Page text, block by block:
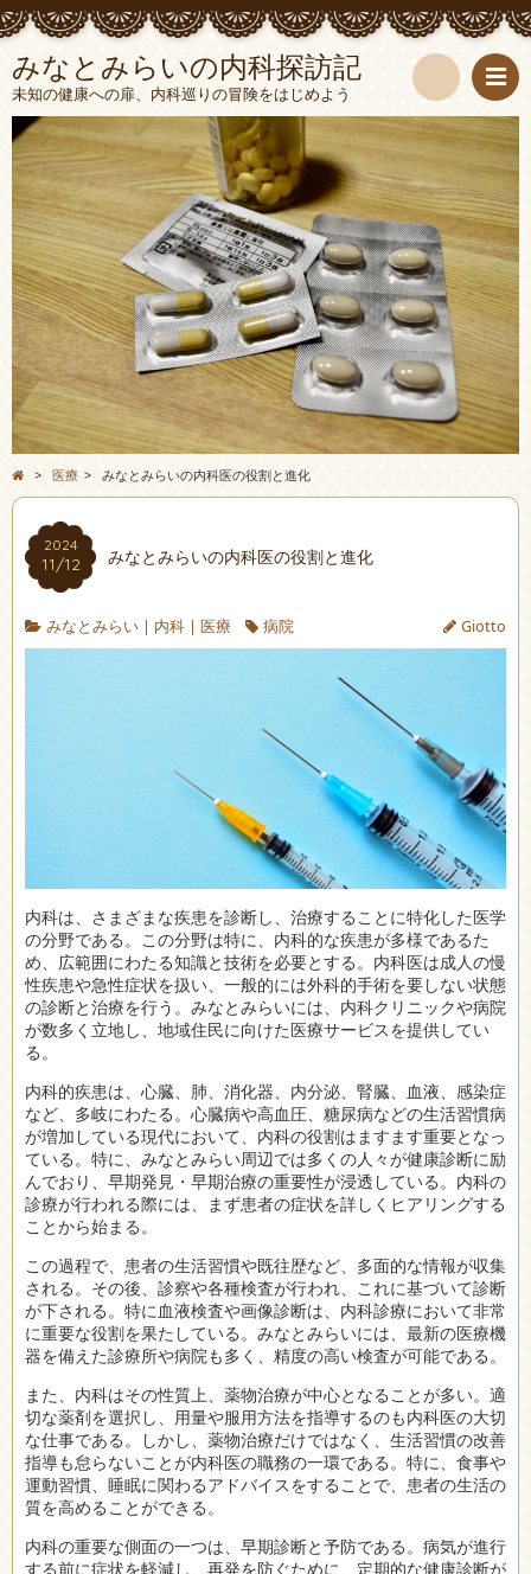
みなとみらいの内科探訪記
未知の健康への扉、内科巡りの冒険をはじめよう
検
索
> 医療 > みなとみらいの内科医の役割と進化
2024
11/12 みなとみらいの内科医の役割と進化
みなとみらい| 内科| 医療 病院 Giotto
内科は、さまざまな疾患を診断し、治療することに特化した医学
の分野である。 この分野は特に、内科的な疾患が多様であるた
め、広範囲にわたる知識と技術を必要とする。内科医は成人の慢
性疾患や急性症状を扱い、一般的には外科的手術を要しない状態
の診断と治療を行う。みなとみらいには、内科クリニックや病院
が数多く立地し、地域住民に向けた医療サービスを提供してい
る。
内科的疾患は、心臓、肺、消化器、内分泌、腎臓、血液、感染症
など、多岐にわたる。心臓病や高血圧、糖尿病などの生活習慣病
が増加している現代において、内科の役割はますます重要となっ
ている。特に、みなとみらい周辺では多くの人々が健康診断に励
んでおり、早期発見・早期治療の重要性が浸透している。内科の
診療が行われる際には、まず患者の症状を詳しくヒアリングする
ことから始まる。
この過程で、患者の生活習慣や既往歴など、多面的な情報が収集
される。その後、診察や各種検査が行われ、これに基づいて診断
が下される。特に血液検査や画像診断は、内科診療において非常
に重要な役割を果たしている。みなとみらいには、最新の医療機
器を備えた診療所や病院も多く、精度の高い検査が可能である。
また、内科はその性質上、薬物治療が中心となることが多い。適
切な薬剤を選択し、用量や服用方法を指導するのも内科医の大切
な仕事である。しかし、薬物治療だけではなく、生活習慣の改善
指導も怠らないことが内科医の職務の一環である。特に、食事や
運動習慣、睡眠に関わるアドバイスをすることで、患者の生活の
質を高めることができる。
内科の重要な側面の一つは、早期診断と予防である。病気が進行
する前に症状を軽減し、再発を防ぐために、定期的な健康診断が